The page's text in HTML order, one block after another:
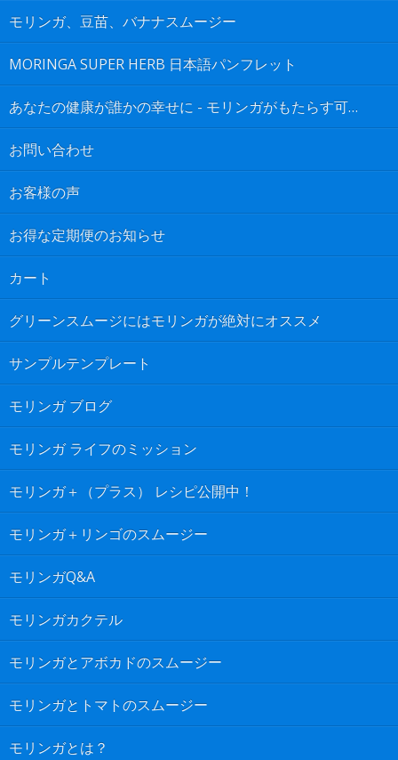
モリンガ、豆苗、バナナスムージー
MORINGA SUPER HERB 日本語パンフレット
あなたの健康が誰かの幸せに - モリンガがもたらす可能性は無限大
お問い合わせ
お客様の声
お得な定期便のお知らせ
カート
グリーンスムージにはモリンガが絶対にオススメ
サンプルテンプレート
モリンガ ブログ
モリンガ ライフのミッション
モリンガ＋（プラス） レシピ公開中！
モリンガ＋リンゴのスムージー
モリンガQ&A
モリンガカクテル
モリンガとアボカドのスムージー
モリンガとトマトのスムージー
モリンガとは？